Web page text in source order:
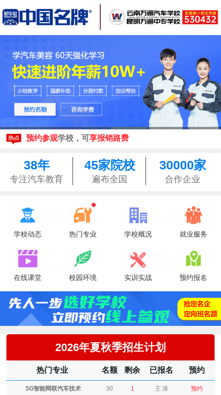
来校参观均可享昆明免费接站
预约参观学校，可享报销路费
来校参观均可享昆明
预约参观
学校，可享报销路费
38年
专注汽车教育
45家院校
遍布全国
30000家
合作企业

学校动态

热门专业

学校概况

就业服务

在线课堂

校园环境

实训实战

预约报名
2026年夏秋季招生计划
热门专业 名额 剩余 已报名 预约
5G智能网联汽车技术 30 1 王 涛 预约